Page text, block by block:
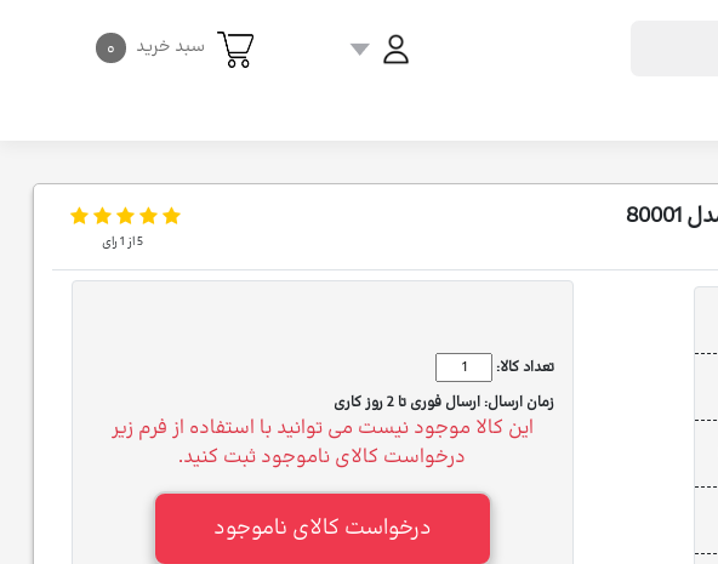
سبد خرید ۰
5از 1رای
تعداد کالا:
زمان ارسال: ارسال فوری تا 2 روز کاری
این کالا موجود نیست می توانید با استفاده از فرم زیر
درخواست کالای ناموجود ثبت کنید.